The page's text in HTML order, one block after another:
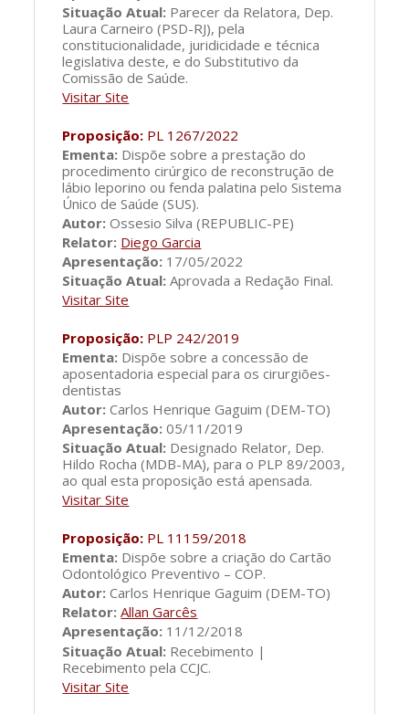
Situação Atual: Parecer da Relatora, Dep.
Laura Carneiro (PSD-RJ), pela
constitucionalidade, juridicidade e técnica
legislativa deste, e do Substitutivo da
Comissão de Saúde.
Visitar Site
Proposição: PL 1267/2022
Ementa: Dispõe sobre a prestação do
procedimento cirúrgico de reconstrução de
lábio leporino ou fenda palatina pelo Sistema
Único de Saúde (SUS).
Autor: Ossesio Silva (REPUBLIC-PE)
Relator: Diego Garcia
Apresentação: 17/05/2022
Situação Atual: Aprovada a Redação Final.
Visitar Site
Proposição: PLP 242/2019
Ementa: Dispõe sobre a concessão de
aposentadoria especial para os cirurgiões-
dentistas
Autor: Carlos Henrique Gaguim (DEM-TO)
Apresentação:05/11/2019
Situação Atual: Designado Relator, Dep.
Hildo Rocha (MDB-MA), para o PLP 89/2003,
ao qual esta proposição está apensada.
Visitar Site
Proposição: PL 11159/2018
Ementa: Dispõe sobre a criação do Cartão
Odontológico Preventivo – COP.
Autor: Carlos Henrique Gaguim (DEM-TO)
Relator: Allan Garcês
Apresentação: 11/12/2018
Situação Atual: Recebimento |
Recebimento pela CCJC.
Visitar Site